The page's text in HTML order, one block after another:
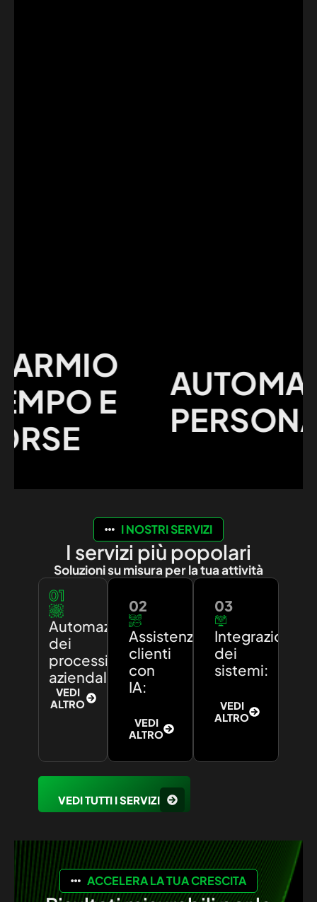
E
I NOSTRI SERVIZI
I servizi più popolari
Soluzioni su misura per la tua attività
01
Automazione
dei
processi
aziendali:
VEDI
ALTRO
02
Assistenza
clienti
con
IA:
VEDI
ALTRO
03
Integrazione
dei
sistemi:
VEDI
ALTRO
VEDI TUTTI I SERVIZI
ACCELERA LA TUA CRESCITA